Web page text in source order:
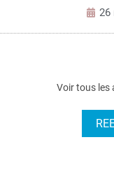
26
Voir tous les